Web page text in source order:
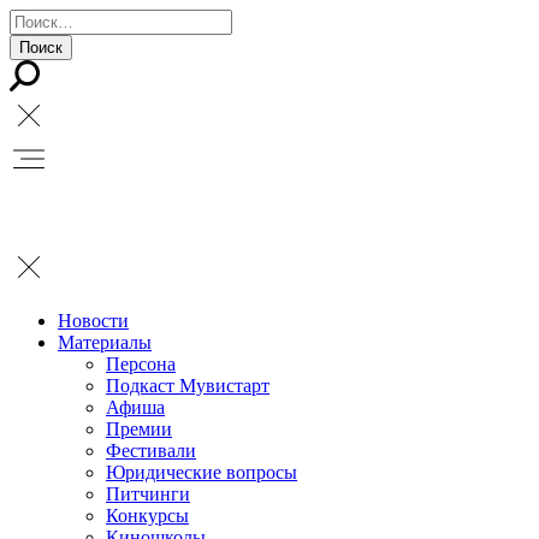
Новости
Материалы
Персона
Подкаст Мувистарт
Афиша
Премии
Фестивали
Юридические вопросы
Питчинги
Конкурсы